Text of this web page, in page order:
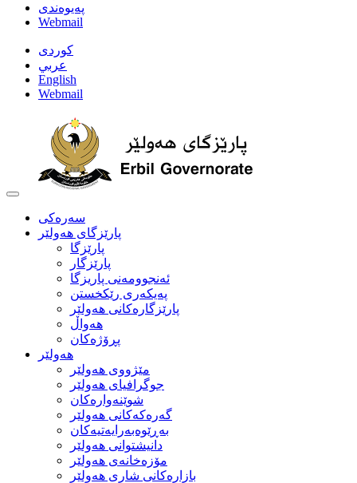
په‌یوه‌ندی
Webmail
كوردى
عربي
English
Webmail
سەرەکی
پارێزگای هەولێر
پارێزگا
پارێزگار
ئه‌نجوومه‌نی پاریزگا
په‌یكه‌ری رێكخستن
پارێزگارەکانی هەولێر
هەواڵ
پڕۆژەکان
هەولێر
مێژووی هه‌ولێر
جوگرافیای هه‌ولێر
شوێنەوارەکان
گەرەکەکانی هەولێر
به‌ڕێوه‌به‌رایه‌تیه‌كان
دانیشتوانی هه‌ولێر
مۆزەخانەی هەولێر
بازارەکانی شاری هەولێر